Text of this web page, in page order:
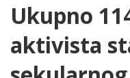
Ukupno
aktivista